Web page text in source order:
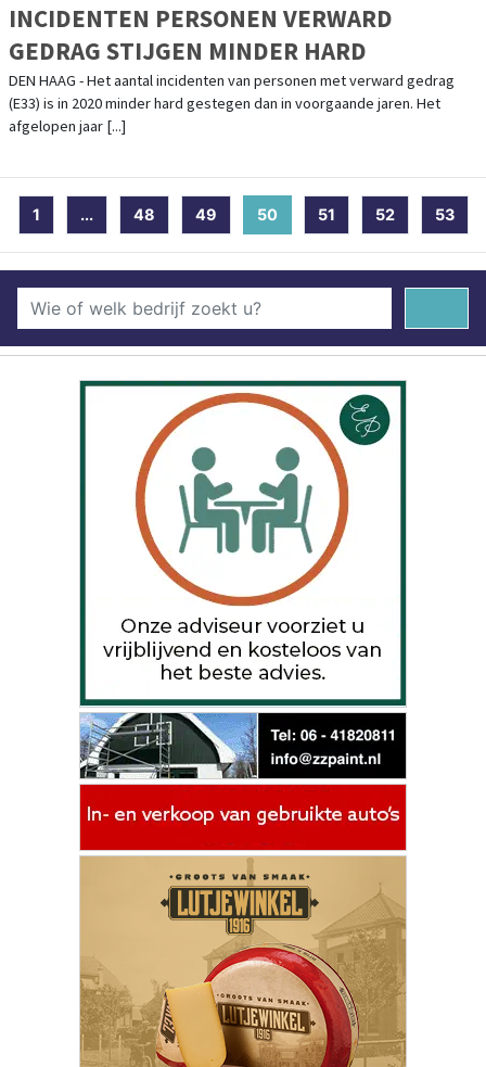
INCIDENTEN PERSONEN VERWARD
GEDRAG STIJGEN MINDER HARD
DEN HAAG - Het aantal incidenten van personen met verward gedrag
(E33) is in 2020 minder hard gestegen dan in voorgaande jaren. Het
afgelopen jaar [...]
1 ... 48 49 50 (current)
51 52 53